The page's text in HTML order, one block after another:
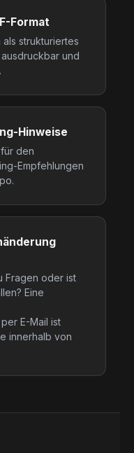
Format
strukturiertes
und
Hinweise
den
Empfehlungen
Fragen oder ist
Eine
E-Mail ist
innerhalb von